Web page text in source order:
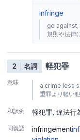
infringe
go
規則や法律
2 名詞 軽犯罪
意味
a crime less
重罪より軽い
和訳例 軽犯罪 違法行
同義語 infringement